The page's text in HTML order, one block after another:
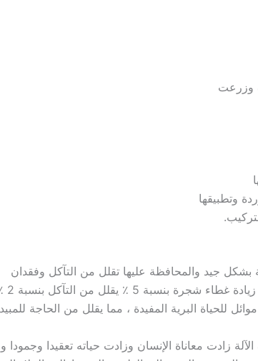
وزرعت
وتطبيقها
بشكل جيد والمحافظة عليها تقلل من التآكل وفقدان
الرواسب وجريان
للحياة البرية المفيدة ، مما يقلل من الحاجة
زادت معاناة الإنسان وزادت حياته تعقيدا وجمودا